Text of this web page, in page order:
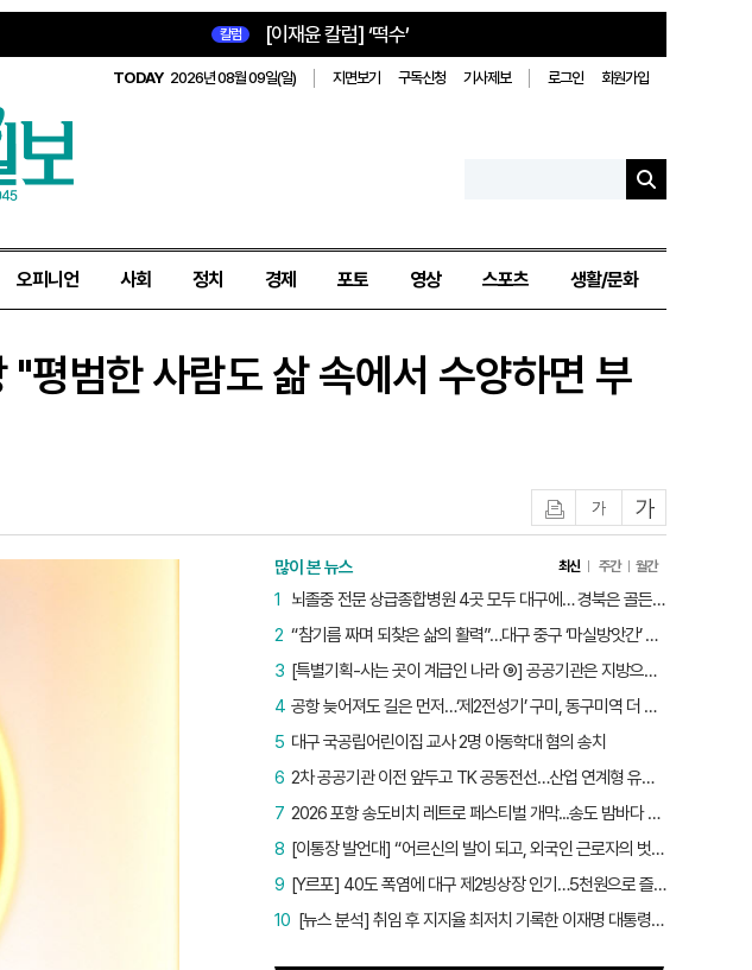
칼럼 [이재윤 칼럼] ‘떡수’
TODAY 2026년 08월 09일(일) 지면보기 구독신청 기사제보 로그인 회원가입
오피니언 사회 정치 경제 포토 영상 스포츠 생활/문화
범한 사람도 삶 속에서 수양하면 부
글자작게글자크게
많이 본 뉴스 최신 주간 월간
뇌졸중 전문 상급종합병원 4곳 모두 대구에… 경북은 골든타임 사각지대
1
“참기름 짜며 되찾은 삶의 활력”…대구 중구 ‘마실방앗간’ 어르신들의 인생 2막
2
[특별기획-사는 곳이 계급인 나라 ⑨] 공공기관은 지방으로 왔지만, 그들이 사는 곳은 서울이었다
3
공항 늦어져도 길은 먼저…‘제2전성기’ 구미, 동구미역 더 절실
4
대구 국공립어린이집 교사 2명 아동학대 혐의 송치
5
2차 공공기관 이전 앞두고 TK 공동전선…산업 연계형 유치 승부수
6
2026 포항 송도비치 레트로 페스티벌 개막...송도 밤바다 달군 레트로 열기
7
[이통장 발언대] “어르신의 발이 되고, 외국인 근로자의 벗이 되고”…박상철 이장의 ‘사람 농사’
8
[Y르포] 40도 폭염에 대구 제2빙상장 인기…5천원으로 즐기는 ‘피서’
9
[뉴스 분석] 취임 후 지지율 최저치 기록한 이재명 대통령…왜?
10